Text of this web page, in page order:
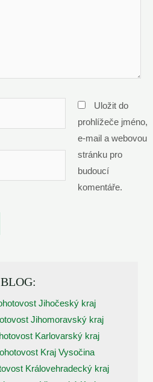
Uložit do
prohlížeče jméno,
e-mail a webovou
stránku pro
budoucí
komentáře.
BLOG:
Jihočeský kraj
Jihomoravský kraj
Karlovarský kraj
Kraj Vysočina
Královehradecký kraj